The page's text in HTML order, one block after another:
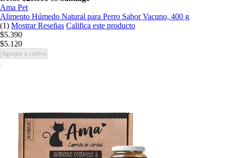
Ama Pet
Alimento Húmedo Natural para Perro Sabor Vacuno, 400 g
(1) Mostrar Reseñas Califica este producto
$5.390
$5.120
Agregar a carrito